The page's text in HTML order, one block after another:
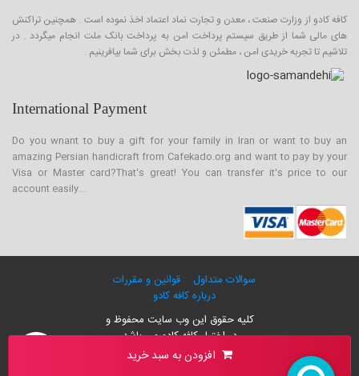
افزودن به سبد خرید
کافه کادو از وزارت صنعت ، معدن و تجارت نماد اعتماد اخذ نموده است . همچنین تراکنش
های مالی شما از طریق سیستم پرداخت امن به پرداخت بانک ملت انجام میگردد . در
تلاشیم تا تجربه خریدی امن ، مطمئن و لذت بخش برای شما بیافرینیم .
International Payment
Do you wnant to buy a gift for your family in Iran or want to buy an
amazing Persian handicraft from Cafekado.org and want to pay by your
Visa or Master card?That's great! You can transfer it's price to our
account easily...
سوالات متداول
قوانین و مقررات
درباره کافه کادو
کلیه حقوق این وب سایت محفوظ و
در اختیار کافه کادو می باشد
۰۰۹۸-۲۱-۲۶۴۲۸۸۶۰